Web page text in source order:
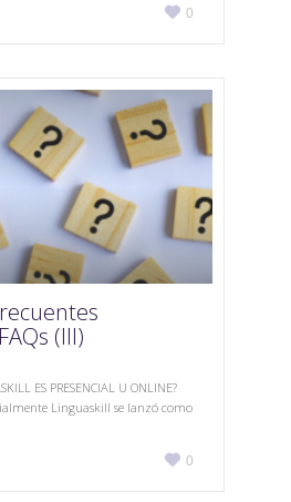
Love
0
(III)
ES PRESENCIAL U ONLINE?
Linguaskill se lanzó como
Love
0